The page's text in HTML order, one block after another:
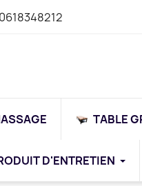
0618348212
TABLE
D'ENTRETIEN